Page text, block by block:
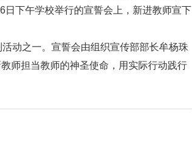
日下午学校举行的宣誓会上，新进教师宣下
动之一。宣誓会由组织宣传部部长牟杨珠
师担当教师的神圣使命，用实际行动践行